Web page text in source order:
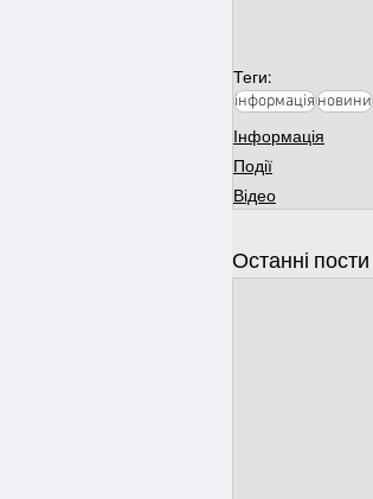
Теги:
інформаціяновини
Інформація
Події
Відео
Останні пости